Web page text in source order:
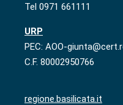
Tel 0971 661111
URP
PEC: AOO-
C.F. 80002950766
regione.basilicata.it